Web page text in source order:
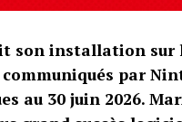
son installation sur
par
au 30 juin 2026.